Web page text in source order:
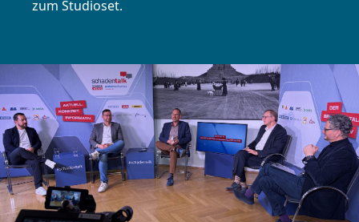
zum Studioset.